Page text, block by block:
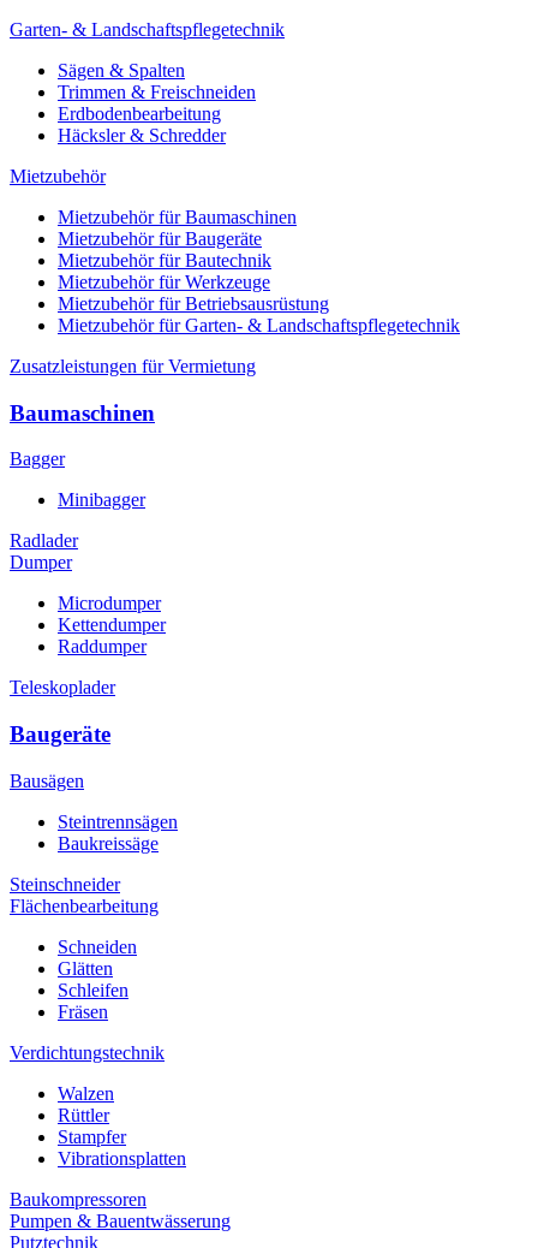
Garten- & Landschaftspflegetechnik
Sägen & Spalten
Trimmen & Freischneiden
Erdbodenbearbeitung
Häcksler & Schredder
Mietzubehör
Mietzubehör für Baumaschinen
Mietzubehör für Baugeräte
Mietzubehör für Bautechnik
Mietzubehör für Werkzeuge
Mietzubehör für Betriebsausrüstung
Mietzubehör für Garten- & Landschaftspflegetechnik
Zusatzleistungen für Vermietung
Baumaschinen
Bagger
Minibagger
Radlader
Dumper
Microdumper
Kettendumper
Raddumper
Teleskoplader
Baugeräte
Bausägen
Steintrennsägen
Baukreissäge
Steinschneider
Flächenbearbeitung
Schneiden
Glätten
Schleifen
Fräsen
Verdichtungstechnik
Walzen
Rüttler
Stampfer
Vibrationsplatten
Baukompressoren
Pumpen & Bauentwässerung
Putztechnik